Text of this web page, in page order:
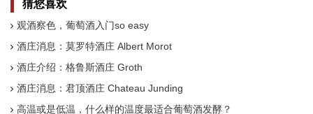
猜您喜欢
观酒察色，葡萄酒入门so easy
酒庄消息：莫罗特酒庄 Albert Morot
酒庄介绍：格鲁斯酒庄 Groth
酒庄消息：君顶酒庄 Chateau Junding
高温或是低温，什么样的温度最适合葡萄酒发酵？